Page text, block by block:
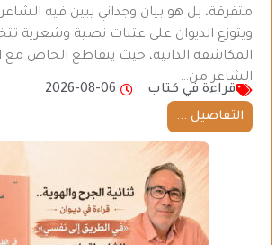
متفرقة، بل هو بيان وجداني يبين فيه الشاعر
ويتوزع الديوان على عتبات نصية وشعرية
المكاشفة الذاتية، حيث يتقاطع الخاص مع
الشاعر من…
قراءة في كتاب
2026-08-06
التفاصيل ...